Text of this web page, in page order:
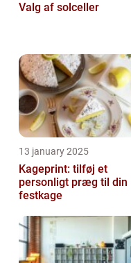
Valg af solceller
13 january 2025
Kageprint: tilføj et
personligt præg til din
festkage